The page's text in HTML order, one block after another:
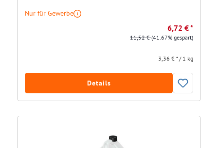
Nur für Gewerbe
6,72 € *
11,52 €(41.67% gespart)
3,36 € * / 1 kg
Details